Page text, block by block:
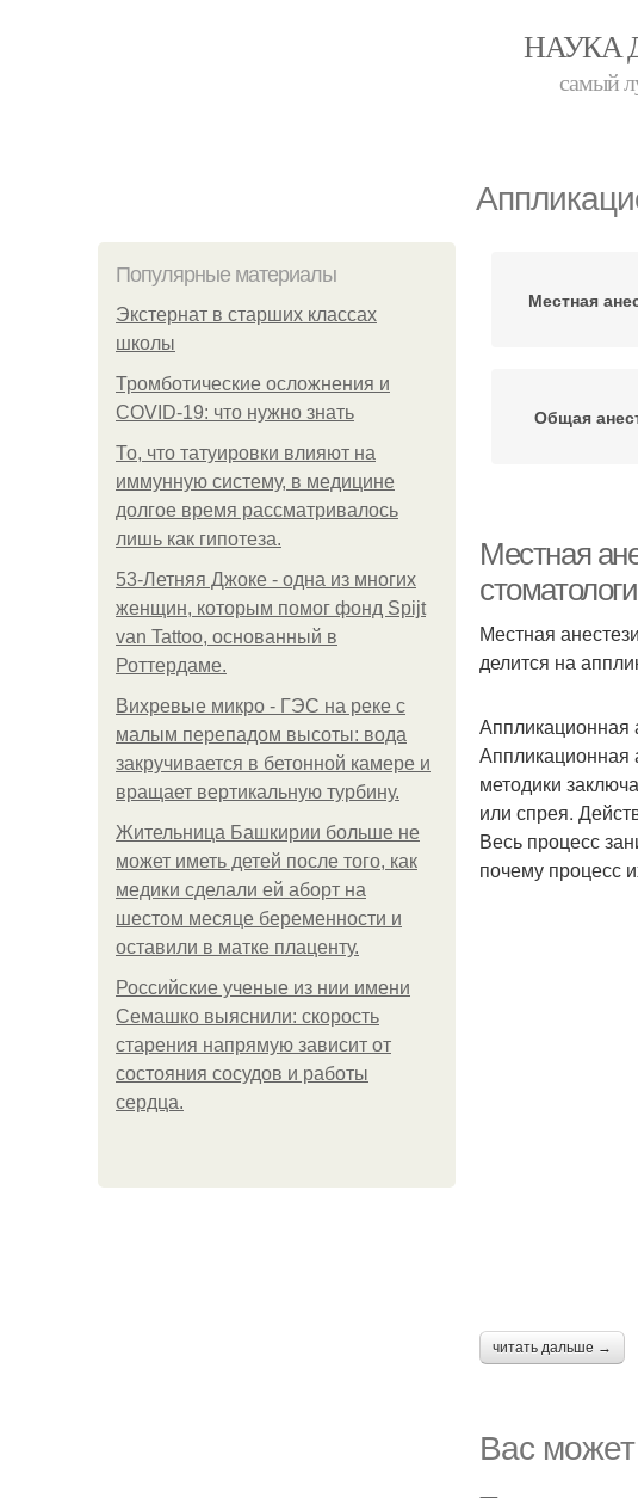
НАУКА
самый
Популярные материалы
Экстернат в старших классах
школы
Тромботические осложнения и
COVID-19: что нужно знать
То, что татуировки влияют на
иммунную систему, в медицине
долгое время рассматривалось
лишь как гипотеза.
53-Летняя Джоке - одна из многих
женщин, которым помог фонд Spijt
van Tattoo, основанный в
Роттердаме.
Вихревые микро - ГЭС на реке с
малым перепадом высоты: вода
закручивается в бетонной камере и
вращает вертикальную турбину.
Жительница Башкирии больше не
может иметь детей после того, как
медики сделали ей аборт на
шестом месяце беременности и
оставили в матке плаценту.
Российские ученые из нии имени
Семашко выяснили: скорость
старения напрямую зависит от
состояния сосудов и работы
сердца.
Местная
Общая
Местная
Местная
делится на
Аппликационная
Аппликационная
методики
или спрея.
Весь процесс
почему процесс
читать дальше →
Вас